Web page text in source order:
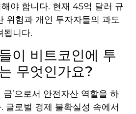
야 합니다. 현재 45억 달러 규
위험과 개인 투자자들의 과도
됩니다.
이 비트코인에 투
무엇인가요?
금’으로서 안전자산 역할을 하
글로벌 경제 불확실성 속에서